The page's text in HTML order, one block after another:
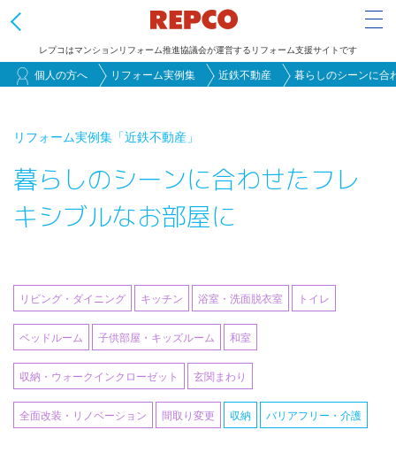
動
レプコはマンションリフォーム推進協議会が運営するリフォーム支援サイトです
個人の方へ リフォーム実例集 近鉄不動産 暮らしのシーンに合
リフォーム実例集 「近鉄不動産」
暮らしのシーンに合わせたフレ
キシブルなお部屋に
収納 バリアフリー・介護
リビング・ダイニング キッチン 浴室・洗面脱衣室 トイレ
ベッドルーム 子供部屋・キッズルーム 和室
収納・ウォークインクローゼット 玄関まわり
全面改装・リノベーション 間取り変更